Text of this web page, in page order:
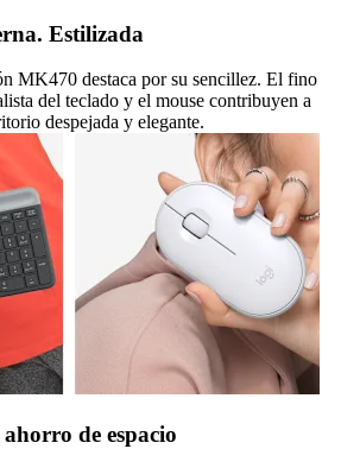
Estilizada
MK470 destaca por su sencillez. El fino
del teclado y el mouse contribuyen a
despejada y elegante.
de espacio